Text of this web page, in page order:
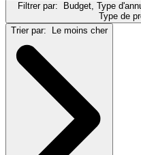
Filtrer par:
Budget, Type
Type de
Trier par:
Le moins cher